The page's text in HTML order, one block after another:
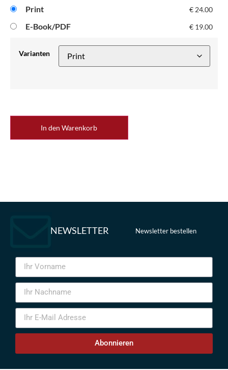
Print € 24.00
E-Book/PDF € 19.00
Varianten
In den Warenkorb
NEWSLETTER Newsletter bestellen
Abonnieren